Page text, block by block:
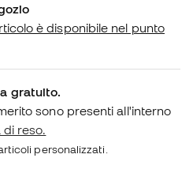
è disponibile nel punto
gratuito.
sono presenti all'interno
di reso.
personalizzati.